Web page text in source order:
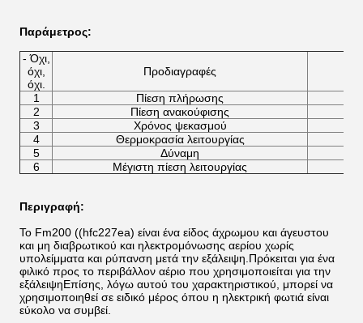
Παράμετρος:
- Όχι,
όχι,
όχι.
Προδιαγραφές
1
Πίεση πλήρωσης
2
Πίεση ανακούφισης
3
Χρόνος ψεκασμού
4
Θερμοκρασία λειτουργίας
5
Δύναμη
6
Μέγιστη πίεση λειτουργίας
Περιγραφή:
Το Fm200 ((hfc227ea) είναι ένα είδος άχρωμου και άγευστου
και μη διαβρωτικού και ηλεκτρομόνωσης αερίου χωρίς
υπολείμματα και ρύπανση μετά την εξάλειψη.Πρόκειται για ένα
φιλικό προς το περιβάλλον αέριο που χρησιμοποιείται για την
εξάλειψηΕπίσης, λόγω αυτού του χαρακτηριστικού, μπορεί να
χρησιμοποιηθεί σε ειδικό μέρος όπου η ηλεκτρική φωτιά είναι
εύκολο να συμβεί.